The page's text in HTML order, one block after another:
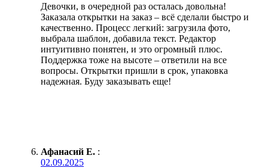
Девочки, в очередной раз осталась довольна!
Заказала открытки на заказ – всё сделали быстро и
качественно. Процесс легкий: загрузила фото,
выбрала шаблон, добавила текст. Редактор
интуитивно понятен, и это огромный плюс.
Поддержка тоже на высоте – ответили на все
вопросы. Открытки пришли в срок, упаковка
надежная. Буду заказывать еще!
Афанасий Е. :
02.09.2025